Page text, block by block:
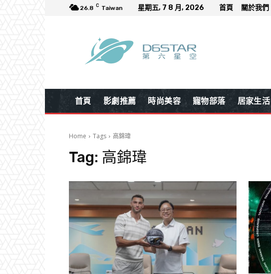
26.8 C Taiwan 星期五, 7 8 月, 2026 首頁 關於我們
首頁 影劇推薦 時尚美容 寵物部落 居家生活
Home Tags 高錦瑋
Tag: 高錦瑋